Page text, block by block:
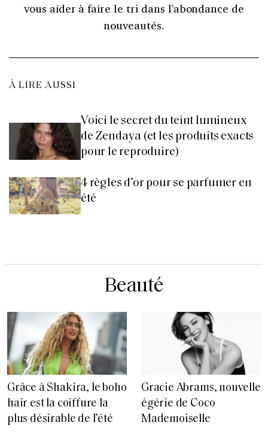
vous aider à faire le tri dans l'abondance de
nouveautés.
À LIRE AUSSI
Voici le secret du teint lumineux
de Zendaya (et les produits exacts
pour le reproduire)
4 règles d’or pour se parfumer en
été
Beauté
Grâce à Shakira, le boho
hair est la coiffure la
plus désirable de l’été
Gracie Abrams, nouvelle
égérie de Coco
Mademoiselle